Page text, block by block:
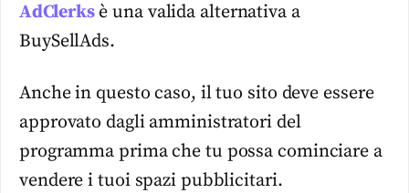
AdClerksè una valida alternativa a
BuySellAds.
Anche in questo caso, il tuo sito deve essere
approvato dagli amministratori del
programma prima che tu possa cominciare a
vendere i tuoi spazi pubblicitari.